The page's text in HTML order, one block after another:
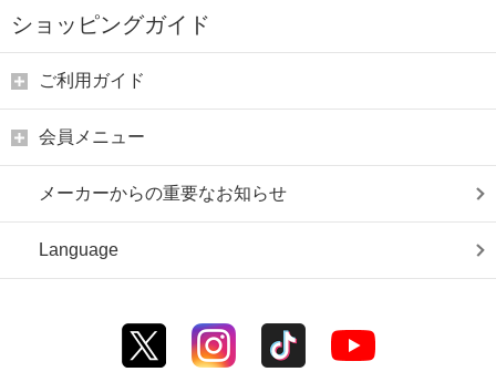
ショッピングガイド
ご利用ガイド
会員メニュー
メーカーからの重要なお知らせ
Language